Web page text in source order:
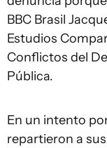
BBC Brasil
Estudios
Conflictos del
Pública.
En un intento
repartieron a